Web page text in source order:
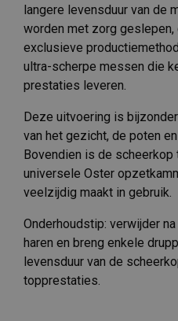
langere levensduur van de
worden met zorg
exclusieve
ultra-scherpe messen die
prestaties leveren.
Deze uitvoering is
van het gezicht, de poten
Bovendien is de scheerkop
universele Oster
veelzijdig maakt in gebruik.
Onderhoudstip: verwijder
haren en breng enkele
levensduur van de
topprestaties.